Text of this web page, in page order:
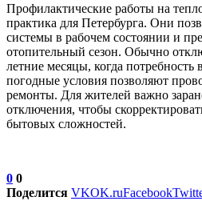
Профилактические работы на
практика для Петербурга. Они
системы в рабочем состоянии и
отопительный сезон. Обычно
летние месяцы, когда потребность
погодные условия позволяют
ремонты. Для жителей важно
отключения, чтобы
бытовых сложностей.
0 0
Поделится VKOK.ruFacebook